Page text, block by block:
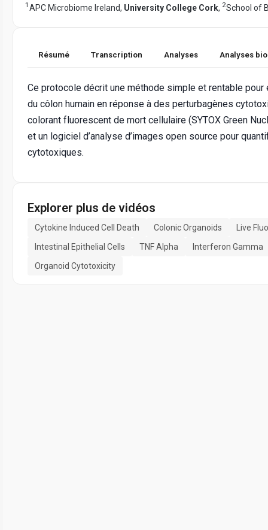
1 APC Microbiome Ireland, University College Cork, 2School of
Résumé Transcription Analyses Analyses
Ce protocole décrit une méthode simple et rentable
du côlon humain en réponse à des perturbagènes
colorant fluorescent de mort cellulaire (SYTOX Green
et un logiciel d’analyse d’images open source pour
cytotoxiques.
Explorer plus de vidéos
Cytokine Induced Cell Death Colonic Organoids
Live
Intestinal Epithelial Cells
TNF Alpha
Interferon Gamma
Organoid Cytotoxicity